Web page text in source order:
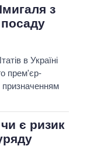
з
в Україні
прем'єр-
призначенням
є ризик